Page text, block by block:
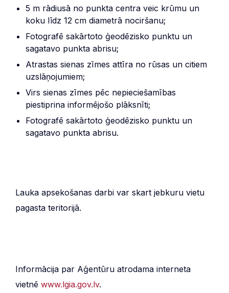
5 m rādiusā no punkta centra veic krūmu un
koku līdz 12 cm diametrā nociršanu;
Fotografē sakārtoto ģeodēzisko punktu un
sagatavo punkta abrisu;
Atrastas sienas zīmes attīra no rūsas un citiem
uzslāņojumiem;
Virs sienas zīmes pēc nepieciešamības
piestiprina informējošo plāksnīti;
Fotografē sakārtoto ģeodēzisko punktu un
sagatavo punkta abrisu.
Lauka apsekošanas darbi var skart jebkuru vietu
pagasta teritorijā.
Informācija par Aģentūru atrodama interneta
vietnē www.lgia.gov.lv.